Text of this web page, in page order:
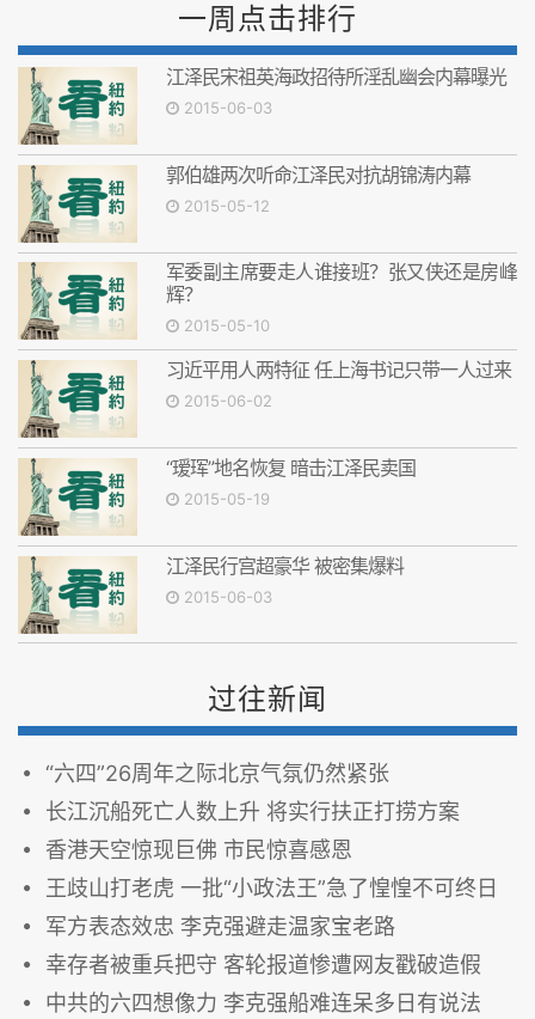
一周点击排行
江泽民宋祖英海政招待所淫乱幽会内幕曝光
2015-06-03
郭伯雄两次听命江泽民对抗胡锦涛内幕
2015-05-12
军委副主席要走人谁接班？张又侠还是房峰
辉？
2015-05-10
习近平用人两特征 任上海书记只带一人过来
2015-06-02
“瑷珲”地名恢复 暗击江泽民卖国
2015-05-19
江泽民行宫超豪华 被密集爆料
2015-06-03
过往新闻
“六四”26周年之际北京气氛仍然紧张
长江沉船死亡人数上升 将实行扶正打捞方案
香港天空惊现巨佛 市民惊喜感恩
王歧山打老虎 一批“小政法王”急了惶惶不可终日
军方表态效忠 李克强避走温家宝老路
幸存者被重兵把守 客轮报道惨遭网友戳破造假
中共的六四想像力 李克强船难连呆多日有说法